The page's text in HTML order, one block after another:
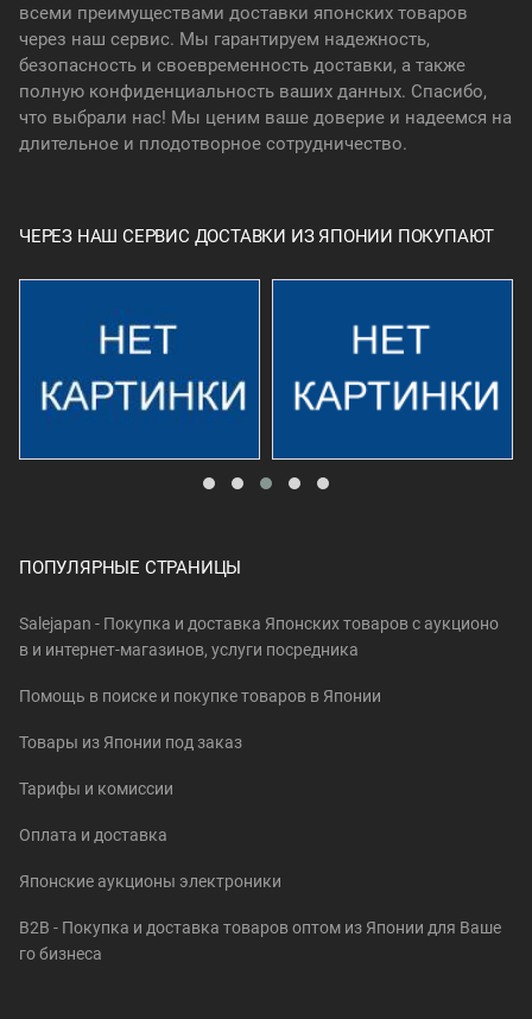
всеми преимуществами доставки японских товаров
через наш сервис. Мы гарантируем надежность,
безопасность и своевременность доставки, а также
полную конфиденциальность ваших данных. Спасибо,
что выбрали нас! Мы ценим ваше доверие и надеемся на
длительное и плодотворное сотрудничество.
ЧЕРЕЗ НАШ СЕРВИС ДОСТАВКИ ИЗ ЯПОНИИ ПОКУПАЮТ
ПОПУЛЯРНЫЕ СТРАНИЦЫ
Salejapan - Покупка и доставка Японских товаров c аукционо
в и интернет-магазинов, услуги посредника
Помощь в поиске и покупке товаров в Японии
Товары из Японии под заказ
Тарифы и комиссии
Оплата и доставка
Японские аукционы электроники
B2B - Покупка и доставка товаров оптом из Японии для Ваше
го бизнеса